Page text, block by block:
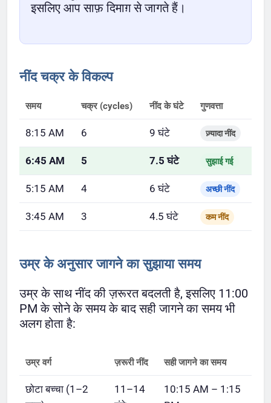
इसलिए आप साफ़ दिमाग़ से जागते हैं।
नींद चक्र के विकल्प
समय चक्र (cycles) नींद के घंटे गुणवत्ता
8:15 AM 6 9 घंटे ज़्यादा नींद
6:45 AM 5 7.5 घंटे सुझाई गई
5:15 AM 4 6 घंटे अच्छी नींद
3:45 AM 3 4.5 घंटे कम नींद
उम्र के अनुसार जागने का सुझाया समय
उम्र के साथ नींद की ज़रूरत बदलती है, इसलिए 11:00
PM के सोने के समय के बाद सही जागने का समय भी
अलग होता है:
उम्र वर्ग ज़रूरी नींद सही जागने का समय
छोटा बच्चा (1–2
11–14
10:15 AM – 1:15